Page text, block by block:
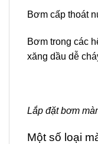
Bơm cấp thoát
Bơm trong các
xăng dầu dễ
Lắp đặt bơm
Một số loại